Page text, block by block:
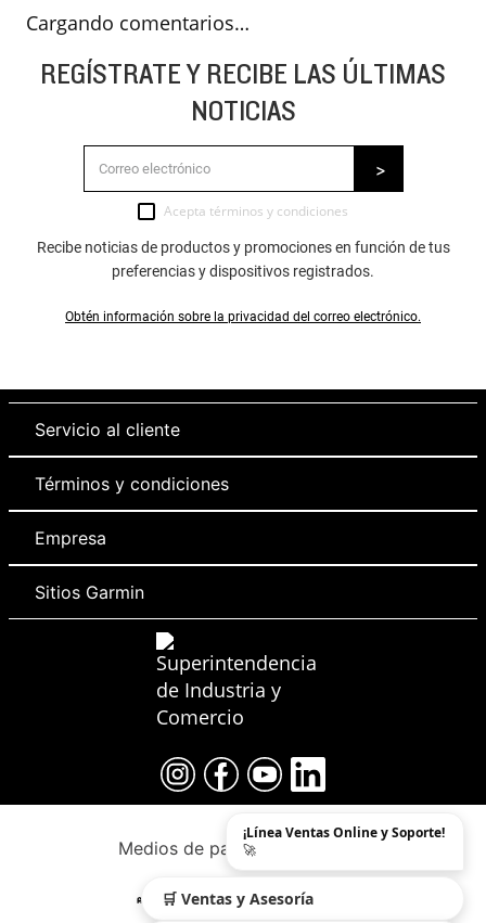
Cargando comentarios…
REGÍSTRATE Y RECIBE LAS ÚLTIMAS
NOTICIAS
Acepta términos y condiciones
Recibe noticias de productos y promociones en función de tus
preferencias y dispositivos registrados.
Obtén información sobre la privacidad del correo electrónico.
Servicio al cliente
Términos y condiciones
Empresa
Sitios Garmin
Medios de pago y sitio seguro
¡Línea Ventas Online y Soporte!
🚀
🛒 Ventas y Asesoría